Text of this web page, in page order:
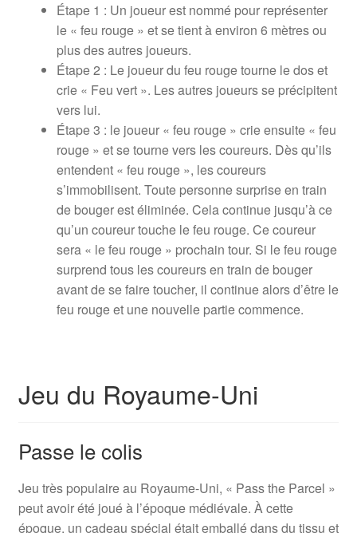
Étape 1 : Un joueur est nommé pour représenter
le « feu rouge » et se tient à environ 6 mètres ou
plus des autres joueurs.
Étape 2 : Le joueur du feu rouge tourne le dos et
crie « Feu vert ». Les autres joueurs se précipitent
vers lui.
Étape 3 : le joueur « feu rouge » crie ensuite « feu
rouge » et se tourne vers les coureurs. Dès qu’ils
entendent « feu rouge », les coureurs
s’immobilisent. Toute personne surprise en train
de bouger est éliminée. Cela continue jusqu’à ce
qu’un coureur touche le feu rouge. Ce coureur
sera « le feu rouge » prochain tour. Si le feu rouge
surprend tous les coureurs en train de bouger
avant de se faire toucher, il continue alors d’être le
feu rouge et une nouvelle partie commence.
Jeu du Royaume-Uni
Passe le colis
Jeu très populaire au Royaume-Uni, « Pass the Parcel »
peut avoir été joué à l’époque médiévale. À cette
époque, un cadeau spécial était emballé dans du tissu et